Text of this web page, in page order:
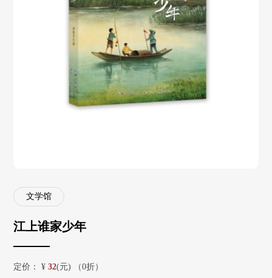
文学馆
江上谁家少年
定价： ¥32(元) （0折）